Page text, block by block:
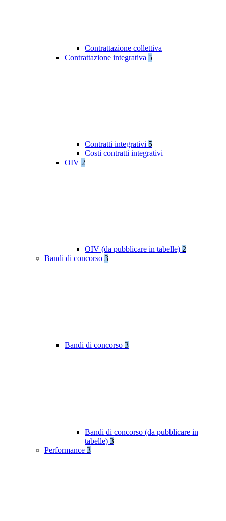
Contrattazione collettiva
Contrattazione integrativa 5
Contratti integrativi 5
Costi contratti integrativi
OIV 2
OIV (da pubblicare in tabelle) 2
Bandi di concorso 3
Bandi di concorso 3
Bandi di concorso (da pubblicare in
tabelle) 3
Performance 3